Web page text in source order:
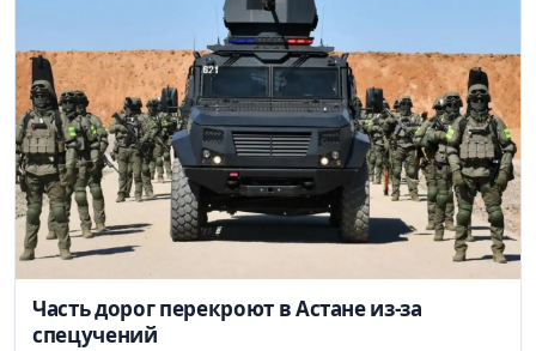
Часть дорог перекроют в Астане из-за
спецучений